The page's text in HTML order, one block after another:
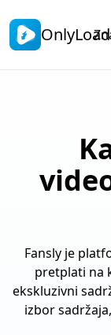
Fansly je
pretplati na
ekskluzivni
izbor